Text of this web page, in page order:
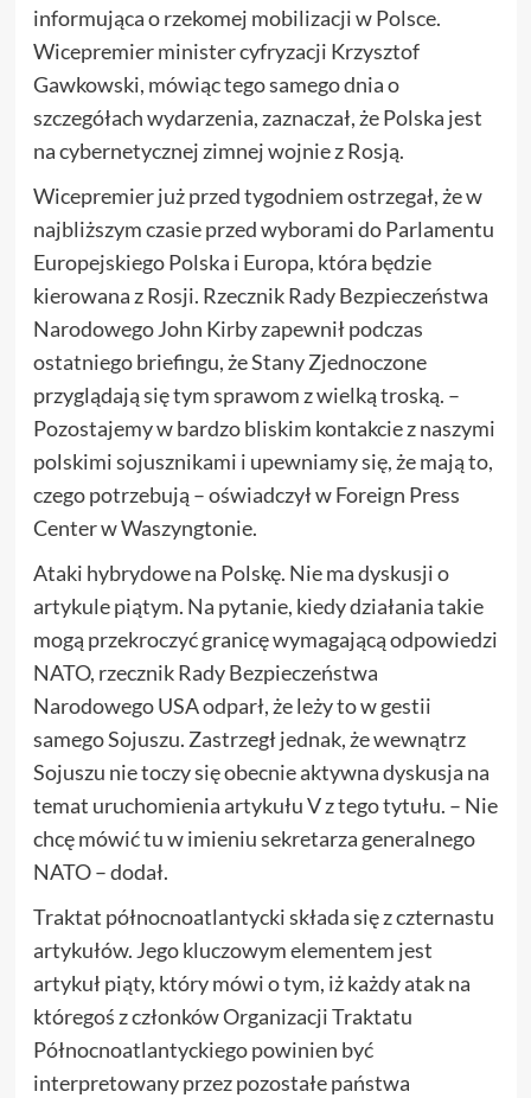
informująca o rzekomej mobilizacji w Polsce.
Wicepremier minister cyfryzacji Krzysztof
Gawkowski, mówiąc tego samego dnia o
szczegółach wydarzenia, zaznaczał, że Polska jest
na cybernetycznej zimnej wojnie z Rosją.
Wicepremier już przed tygodniem ostrzegał, że w
najbliższym czasie przed wyborami do Parlamentu
Europejskiego Polska i Europa, która będzie
kierowana z Rosji. Rzecznik Rady Bezpieczeństwa
Narodowego John Kirby zapewnił podczas
ostatniego briefingu, że Stany Zjednoczone
przyglądają się tym sprawom z wielką troską. –
Pozostajemy w bardzo bliskim kontakcie z naszymi
polskimi sojusznikami i upewniamy się, że mają to,
czego potrzebują – oświadczył w Foreign Press
Center w Waszyngtonie.
Ataki hybrydowe na Polskę. Nie ma dyskusji o
artykule piątym. Na pytanie, kiedy działania takie
mogą przekroczyć granicę wymagającą odpowiedzi
NATO, rzecznik Rady Bezpieczeństwa
Narodowego USA odparł, że leży to w gestii
samego Sojuszu. Zastrzegł jednak, że wewnątrz
Sojuszu nie toczy się obecnie aktywna dyskusja na
temat uruchomienia artykułu V z tego tytułu. – Nie
chcę mówić tu w imieniu sekretarza generalnego
NATO – dodał.
Traktat północnoatlantycki składa się z czternastu
artykułów. Jego kluczowym elementem jest
artykuł piąty, który mówi o tym, iż każdy atak na
któregoś z członków Organizacji Traktatu
Północnoatlantyckiego powinien być
interpretowany przez pozostałe państwa